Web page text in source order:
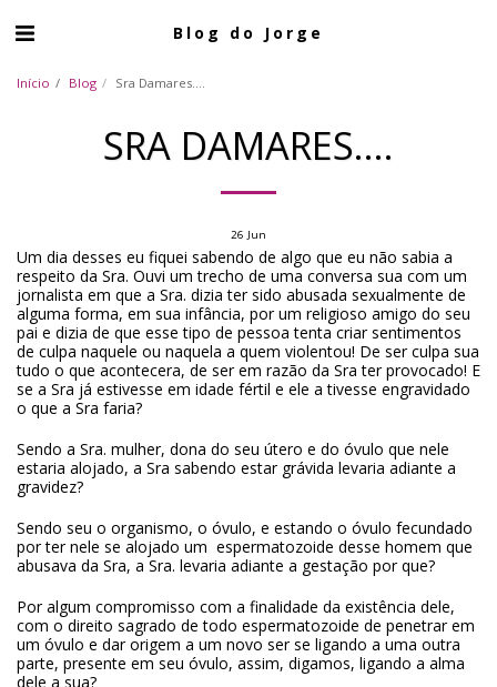
Blog do Jorge
Início Blog Sra Damares....
SRA DAMARES....
26 Jun
Um dia desses eu fiquei sabendo de algo que eu não sabia a
respeito da Sra. Ouvi um trecho de uma conversa sua com um
jornalista em que a Sra. dizia ter sido abusada sexualmente de
alguma forma, em sua infância, por um religioso amigo do seu
pai e dizia de que esse tipo de pessoa tenta criar sentimentos
de culpa naquele ou naquela a quem violentou! De ser culpa sua
tudo o que acontecera, de ser em razão da Sra ter provocado! E
se a Sra já estivesse em idade fértil e ele a tivesse engravidado
o que a Sra faria?
Sendo a Sra. mulher, dona do seu útero e do óvulo que nele
estaria alojado, a Sra sabendo estar grávida levaria adiante a
gravidez?
Sendo seu o organismo, o óvulo, e estando o óvulo fecundado
por ter nele se alojado um espermatozoide desse homem que
abusava da Sra, a Sra. levaria adiante a gestação por que?
Por algum compromisso com a finalidade da existência dele,
com o direito sagrado de todo espermatozoide de penetrar em
um óvulo e dar origem a um novo ser se ligando a uma outra
parte, presente em seu óvulo, assim, digamos, ligando a alma
dele a sua?